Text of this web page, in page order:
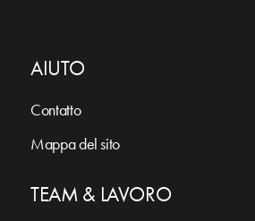
AIUTO
Contatto
Mappa del sito
TEAM & LAVORO